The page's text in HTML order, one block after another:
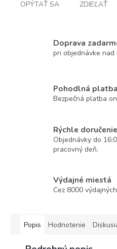
OPÝTAŤ SA ZDIEĽAŤ
Doprava
pri objednávke nad
Pohodlná platba
Bezpečná platba
Rýchle doručenie
Objednávky do
pracovný deň.
Výdajné miestá
Cez 8000
Popis Hodnotenie